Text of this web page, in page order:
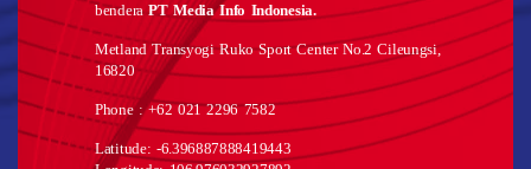
benderaPT Media Info Indonesia.
Metland Transyogi Ruko Sport Center No.2 Cileungsi,
16820
Phone : +62 021 2296 7582
Latitude: -6.396887888419443